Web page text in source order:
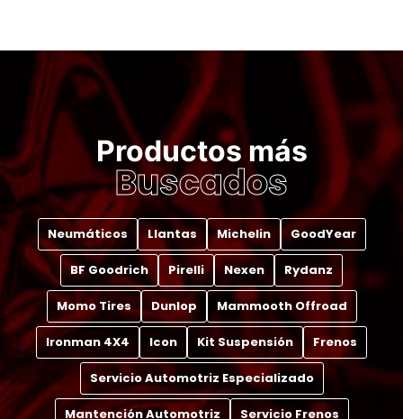
Productos más
Buscados
Neumáticos Llantas Michelin GoodYear
BF Goodrich Pirelli Nexen Rydanz
Momo Tires Dunlop Mammooth Offroad
Ironman 4X4 Icon Kit Suspensión Frenos
Servicio Automotriz Especializado
Mantención Automotriz Servicio Frenos